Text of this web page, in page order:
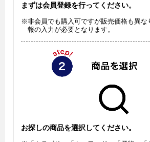
まずは会員登録を行ってください。
※非会員でも購入可ですが販売価格も異な
報の入力が必要となります。
お探しの商品を選択してください。